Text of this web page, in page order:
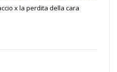
x la perdita della cara